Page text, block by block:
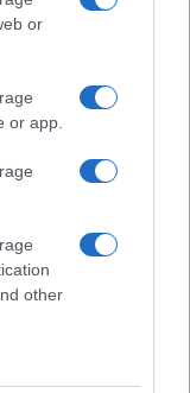
or
or app.
other
azadatvédelmi